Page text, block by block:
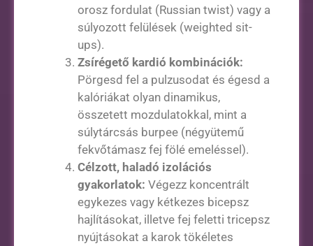
orosz fordulat (Russian twist) vagy a
súlyozott felülések (weighted sit-
ups).
Zsírégető kardió kombinációk:
Pörgesd fel a pulzusodat és égesd a
kalóriákat olyan dinamikus,
összetett mozdulatokkal, mint a
súlytárcsás burpee (négyütemű
fekvőtámasz fej fölé emeléssel).
Célzott, haladó izolációs
gyakorlatok: Végezz koncentrált
egykezes vagy kétkezes bicepsz
hajlításokat, illetve fej feletti tricepsz
nyújtásokat a karok tökéletes